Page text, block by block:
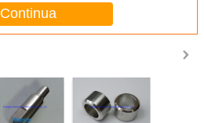
Continua